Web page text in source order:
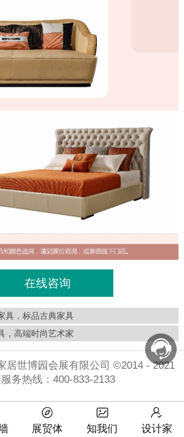
在线咨询
具，标品古典家具
，高端时尚艺术家
居世博园会展有限公司 ©2014 - 2021
务热线：400-833-2133
展贸体 知我们 设计家